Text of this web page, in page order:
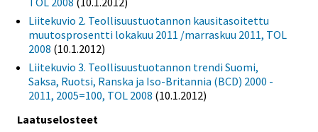
Liitekuvio 2. Teollisuustuotannon kausitasoitettu
muutosprosentti lokakuu 2011 /marraskuu 2011, TOL
2008 (10.1.2012)
Liitekuvio 3. Teollisuustuotannon trendi Suomi,
Saksa, Ruotsi, Ranska ja Iso-Britannia (BCD) 2000 -
2011, 2005=100, TOL 2008 (10.1.2012)
Laatuselosteet